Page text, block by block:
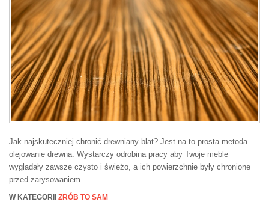
Jak najskuteczniej chronić drewniany blat? Jest na to prosta metoda –
olejowanie drewna. Wystarczy odrobina pracy aby Twoje meble
wyglądały zawsze czysto i świeżo, a ich powierzchnie były chronione
przed zarysowaniem.
W KATEGORII ZRÓB TO SAM